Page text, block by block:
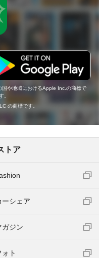
や地域におけるApple Inc.の商標で
。
の商標です。
トア
ーシェア
ガジン
ト